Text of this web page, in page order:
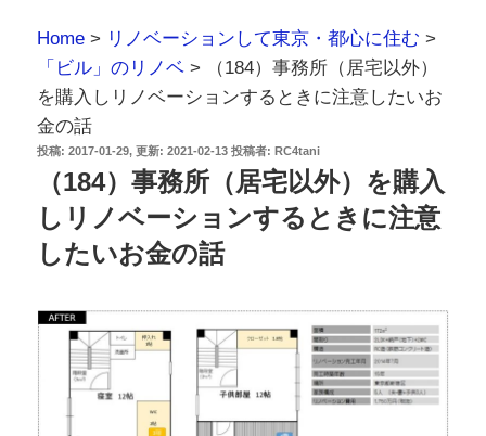
Home> リノベーションして東京・都心に住む >
「ビル」のリノベ>
（184）事務所（居宅以外）
を購入しリノベーションするときに注意したいお
金の話
投
2017-01-29 2021-02-13投稿者: RC4tani
（184）事務所（居宅以外）を購入
しリノベーションするときに注意
したいお金の話